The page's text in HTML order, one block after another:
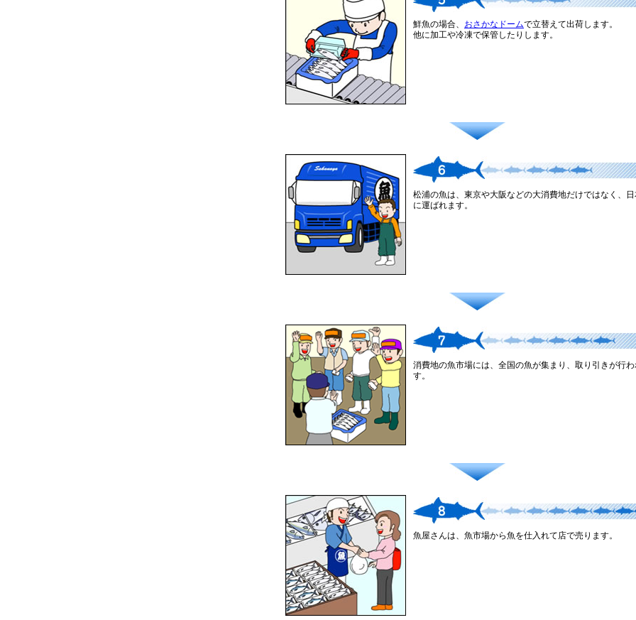
鮮魚の場合、 おさかなドームで立替えて出荷します。
他に加工や冷凍で保管したりします。
松浦の魚は、東京や大阪などの大消費地だけではなく、
に運ばれます。
消費地の魚市場には、全国の魚が集まり、取り引きが行
す。
魚屋さんは、魚市場から魚を仕入れて店で売ります。